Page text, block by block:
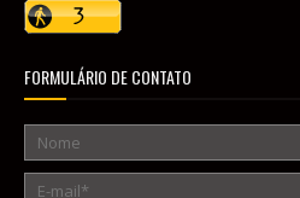
FORMULÁRIO DE CONTATO